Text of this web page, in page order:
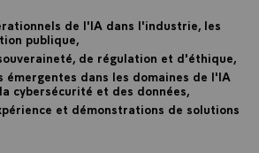
de l'IA dans l'industrie, les
publique,
de régulation et d'éthique,
émergentes dans les domaines de l'IA
cybersécurité et des données,
et démonstrations de solutions